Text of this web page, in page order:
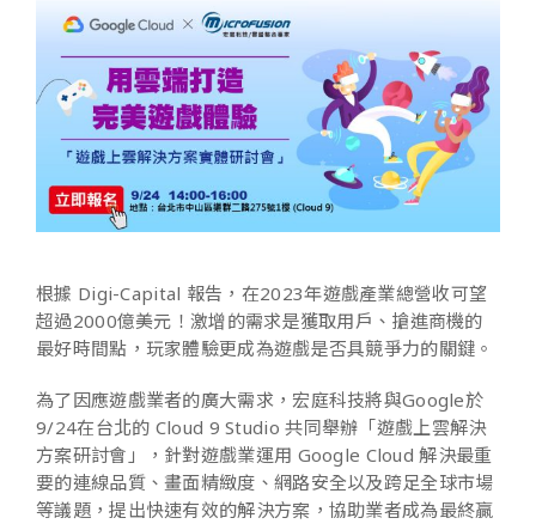
根據 Digi-Capital 報告，在2023年遊戲產業總營收可望
超過2000億美元！激增的需求是獲取用戶、搶進商機的
最好時間點，玩家體驗更成為遊戲是否具競爭力的關鍵。
為了因應遊戲業者的廣大需求，宏庭科技將與Google於
9/24在台北的 Cloud 9 Studio 共同舉辦「遊戲上雲解決
方案研討會」，針對遊戲業運用 Google Cloud 解決最重
要的連線品質、畫面精緻度、網路安全以及跨足全球市場
等議題，提出快速有效的解決方案，協助業者成為最終贏